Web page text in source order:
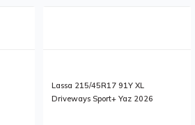
Lassa 215/45R17 91Y XL
Driveways Sport+ Yaz 2026